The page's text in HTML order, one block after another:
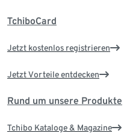
TchiboCard
Jetzt kostenlos registrieren
Jetzt Vorteile entdecken
Rund um unsere Produkte
Tchibo Kataloge & Magazine